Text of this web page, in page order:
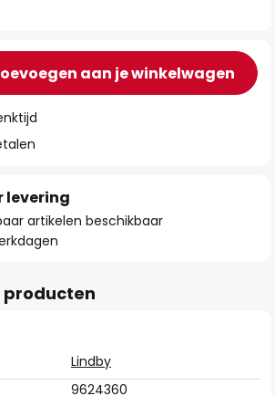
aan je winkelwagen
levering
artikelen beschikbaar
Lindby
9624360